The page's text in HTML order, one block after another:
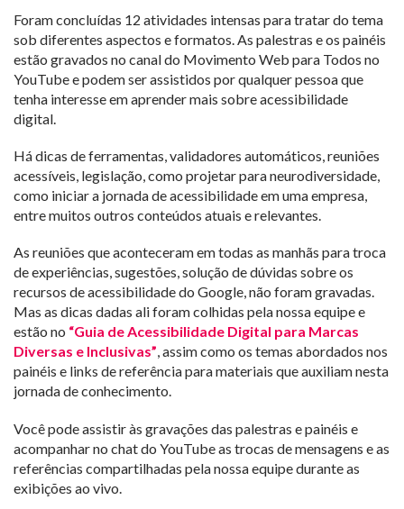
Foram concluídas 12 atividades intensas para tratar do tema
sob diferentes aspectos e formatos. As palestras e os painéis
estão gravados no canal do Movimento Web para Todos no
YouTube e podem ser assistidos por qualquer pessoa que
tenha interesse em aprender mais sobre acessibilidade
digital.
Há dicas de ferramentas, validadores automáticos, reuniões
acessíveis, legislação, como projetar para neurodiversidade,
como iniciar a jornada de acessibilidade em uma empresa,
entre muitos outros conteúdos atuais e relevantes.
As reuniões que aconteceram em todas as manhãs para troca
de experiências, sugestões, solução de dúvidas sobre os
recursos de acessibilidade do Google, não foram gravadas.
Mas as dicas dadas ali foram colhidas pela nossa equipe e
estão no “Guia de Acessibilidade Digital para Marcas
Diversas e Inclusivas”, assim como os temas abordados nos
painéis e links de referência para materiais que auxiliam nesta
jornada de conhecimento.
Você pode assistir às gravações das palestras e painéis e
acompanhar no chat do YouTube as trocas de mensagens e as
referências compartilhadas pela nossa equipe durante as
exibições ao vivo.